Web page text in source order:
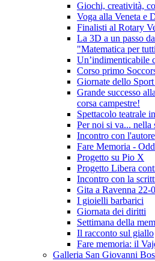
Giochi, creatività,
Voga alla Veneta e
Finalisti al Rotary
La 3D a un passo
"Matematica per
Un’indimenticabile
Corso primo
Giornate dello
Grande successo
corsa campestre!
Spettacolo teatrale
Per noi si va... nella
Incontro con l'autore
Fare Memoria -
Progetto su Pio X
Progetto Libera
Incontro con la
Gita a Ravenna 22-
I gioielli barbarici
Giornata dei diritti
Settimana della
Il racconto sul giallo
Fare memoria: il
Galleria San Giovanni